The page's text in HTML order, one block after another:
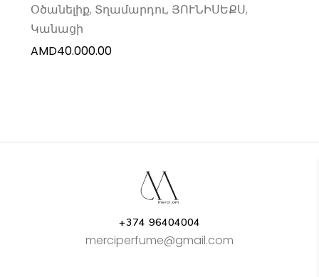
Օծանելիք, Տղամարդու, ՅՈՒՆԻՍԵՔՍ,
Կանացի
AMD40.000.00
+374 96404004
merciperfume@gmail.com